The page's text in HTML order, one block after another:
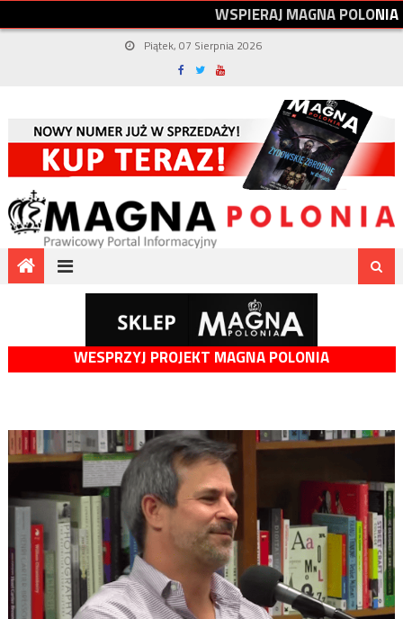
WSPIERAJMAGNAPOLONIA
Piątek, 07 Sierpnia 2026
WESPRZYJ PROJEKT MAGNA POLONIA